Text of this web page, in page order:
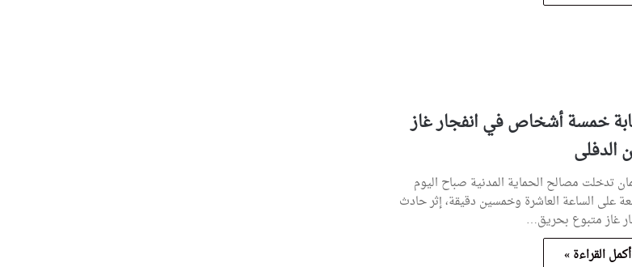
خمسة أشخاص في انفجار غاز
الدفلى
تدخلت مصالح الحماية المدنية صباح اليوم
على الساعة العاشرة وخمسين دقيقة، إثر حادث
غاز متبوع بحريق…
أكمل القراءة »